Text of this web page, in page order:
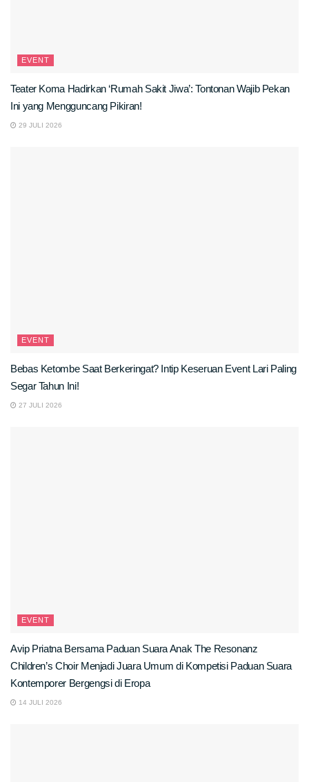
EVENT
Teater Koma Hadirkan ‘Rumah Sakit Jiwa’: Tontonan Wajib Pekan
Ini yang Mengguncang Pikiran!
29 JULI 2026
EVENT
Bebas Ketombe Saat Berkeringat? Intip Keseruan Event Lari Paling
Segar Tahun Ini!
27 JULI 2026
EVENT
Avip Priatna Bersama Paduan Suara Anak The Resonanz
Children’s Choir Menjadi Juara Umum di Kompetisi Paduan Suara
Kontemporer Bergengsi di Eropa
14 JULI 2026